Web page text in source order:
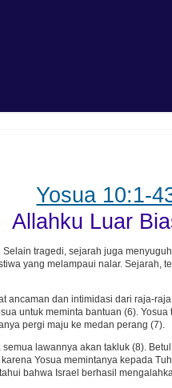
Yosua 10:1-
Allahku Luar
tragedi, sejarah juga
yang melampaui nalar. Sejarah,
ancaman dan intimidasi dari raja-
untuk meminta bantuan (6).
pergi maju ke medan perang (7).
lawannya akan takluk (8).
Yosua memintanya kepada
bahwa Israel berhasil